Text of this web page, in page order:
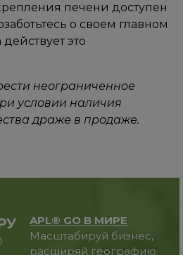
печени доступен
о своем главном
это
неограниченное
условии наличия
драже в продаже.
APL® GO В МИРЕ
Масштабируй бизнес,
расширяй географию.